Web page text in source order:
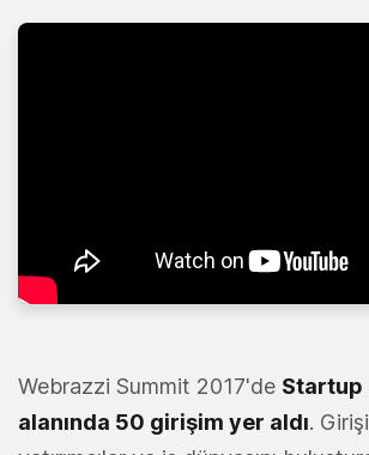
Webrazzi Summit 2017'de Startup
alanında 50 girişim yer aldı.